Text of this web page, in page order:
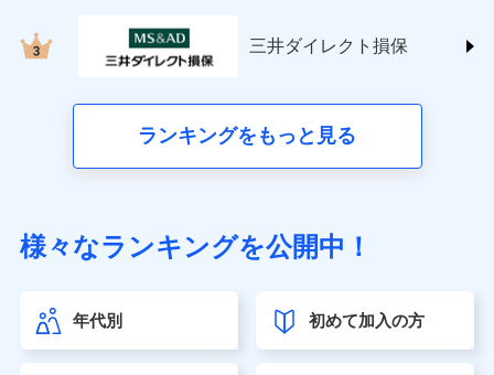
ins.com/)
三井ダイレクト損害保険株式会社
（https://www.sonylife.co.jp）
第一ネオ生命保険株式会社（https://neofirst.co.jp/）
大樹生命保険株式会社（https://www.taiju-life.co.jp）
三井ダイレクト損保
ランキングをもっと見る
様々なランキングを公開中！
年代別 初めて加入の方